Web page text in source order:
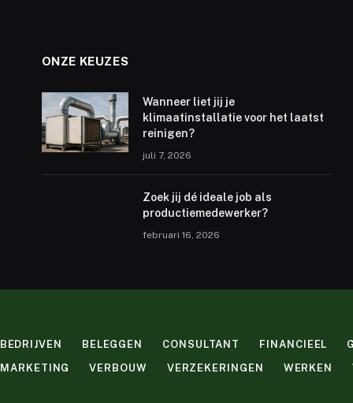
ONZE KEUZES
Wanneer liet jij je
klimaatinstallatie voor het laatst
reinigen?
juli 7, 2026
Zoek jij dé ideale job als
productiemedewerker?
februari 16, 2026
BEDRIJVEN BELEGGEN CONSULTANT FINANCIEEL
MARKETING VERBOUW VERZEKERINGEN WERKEN